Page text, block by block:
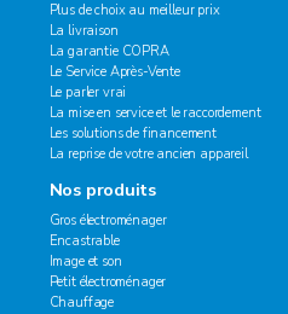
Plus de choix au meilleur prix
La livraison
La garantie COPRA
Le Service Après-Vente
Le parler vrai
La mise en service et le raccordement
Les solutions de financement
La reprise de votre ancien appareil
Nos produits
Gros électroménager
Encastrable
Image et son
Petit électroménager
Chauffage